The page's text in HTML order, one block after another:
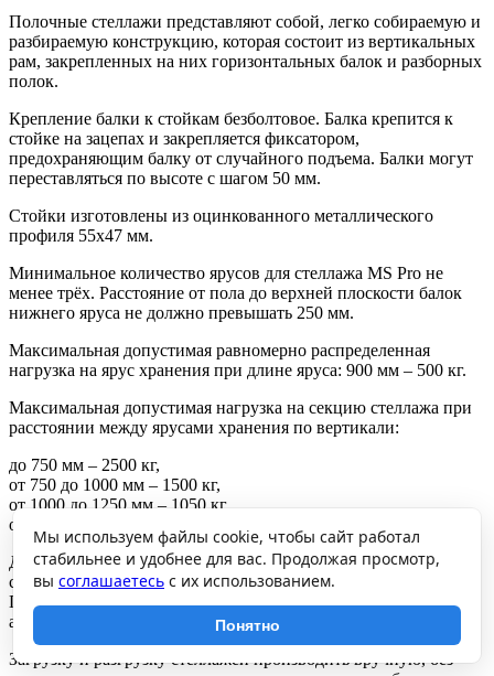
Полочные стеллажи представляют собой, легко собираемую и
разбираемую конструкцию, которая состоит из вертикальных
рам, закрепленных на них горизонтальных балок и разборных
полок.
Крепление балки к стойкам безболтовое. Балка крепится к
стойке на зацепах и закрепляется фиксатором,
предохраняющим балку от случайного подъема. Балки могут
переставляться по высоте с шагом 50 мм.
Стойки изготовлены из оцинкованного металлического
профиля 55х47 мм.
Минимальное количество ярусов для стеллажа MS Pro не
менее трёх. Расстояние от пола до верхней плоскости балок
нижнего яруса не должно превышать 250 мм.
Максимальная допустимая равномерно распределенная
нагрузка на ярус хранения при длине яруса: 900 мм – 500 кг.
Максимальная допустимая нагрузка на секцию стеллажа при
расстоянии между ярусами хранения по вертикали:
до 750 мм – 2500 кг,
от 750 до 1000 мм – 1500 кг,
от 1000 до 1250 мм – 1050 кг,
от 1250 до 2000 мм – 500 кг.
Допускается собирать стеллажи в линию с общей средней
стойкой. Грузоподъемность стеллажей при этом не снижается.
При эксплуатации стеллажей закрепление рам стеллажей
анкерными болтами обязательно.
Загрузку и разгрузку стеллажей производить вручную, без
Мы используем файлы cookie, чтобы сайт работал
стабильнее и удобнее для вас. Продолжая просмотр,
вы соглашаетесь с их использованием.
Понятно